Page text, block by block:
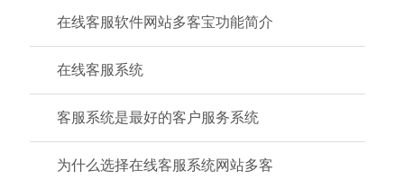
在线客服软件网站多客宝功能简介
在线客服系统
客服系统是最好的客户服务系统
为什么选择在线客服系统网站多客